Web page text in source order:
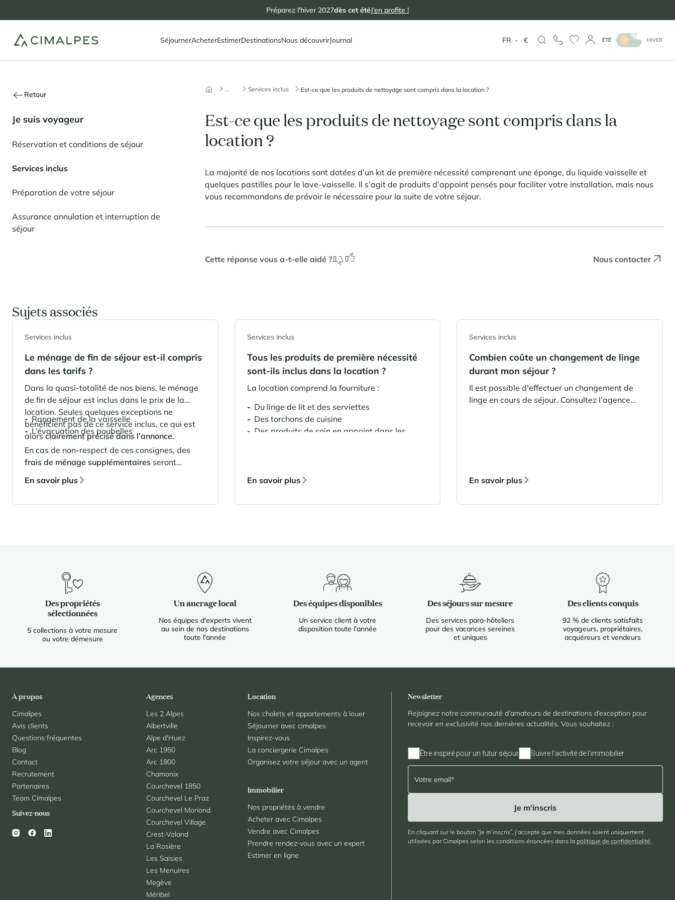
Préparez l'hiver 2027dès cet étéJ’en profite !
SéjournerAcheterEstimerDestinationsNous découvrirJournal FR - € ÉTÉ HIVER
Retour
Je suis voyageur
Réservation et conditions de séjour
Services inclus
Préparation de votre séjour
Assurance annulation et interruption de
séjour
... Services inclus Est-ce que les produits de nettoyage sont compris dans la location ?
Est-ce que les produits de nettoyage sont compris dans la
location ?
La majorité de nos locations sont dotées d’un kit de première nécessité comprenant une éponge, du liquide vaisselle et
quelques pastilles pour le lave-vaisselle. Il s’agit de produits d’appoint pensés pour faciliter votre installation, mais nous
vous recommandons de prévoir le nécessaire pour la suite de votre séjour.
Cette réponse vous a-t-elle aidé ? Nous contacter
Sujets associés
Services inclus
Le ménage de fin de séjour est-il compris
dans les tarifs ?
Dans la quasi-totalité de nos biens, le ménage
de fin de séjour est inclus dans le prix de la
location. Seules quelques exceptions ne
bénéficient pas de ce service inclus, ce qui est
alorsclairement précisé dans l’annonce.
Rangement de la vaisselle
L’évacuation des poubelles
En cas de non-respect de ces consignes, des
frais de ménage supplémentaires seront
appliqués en fin de séjour et déduits du dépôt
de garantie.
En savoir plus
Services inclus
Tous les produits de première nécessité
sont-ils inclus dans la location ?
La location comprend la fourniture :
Du linge de lit et des serviettes
Des torchons de cuisine
Des produits de soin en appoint dans les
Les lits faits dès l’arrivée des occupants.
En savoir plus
Services inclus
Combien coûte un changement de linge
durant mon séjour ?
Il est possible d'effectuer un changement de
linge en cours de séjour. Consultez l’agence
En savoir plus
Des propriétés
sélectionnées
5 collections à votre mesure
ou votre démesure
Un ancrage local
Nos équipes d'experts vivent
au sein de nos destinations
toute l'année
Des équipes disponibles
Un service client à votre
disposition toute l'année
Des séjours sur mesure
Des services para-hôteliers
pour des vacances sereines
et uniques
Des clients conquis
92 % de clients satisfaits
voyageurs, propriétaires,
acquéreurs et vendeurs
À propos
Cimalpes
Avis clients
Questions fréquentes
Blog
Contact
Recrutement
Partenaires
Team Cimalpes
Agences
Les 2 Alpes
Albertville
Alpe d'Huez
Arc 1950
Arc 1800
Chamonix
Courchevel 1850
Courchevel Le Praz
Courchevel Moriond
Courchevel Village
Crest-Voland
La Rosière
Les Saisies
Les Menuires
Megève
Méribel
Location
Nos chalets et appartements à louer
Séjourner avec cimalpes
Inspirez-vous
La conciergerie Cimalpes
Organisez votre séjour avec un agent
Immobilier
Nos propriétés à vendre
Acheter avec Cimalpes
Vendre avec Cimalpes
Prendre rendez-vous avec un expert
Estimer en ligne
Suivez-nous
Newsletter
Rejoignez notre communauté d’amateurs de destinations d’exception pour
recevoir en exclusivité nos dernières actualités. Vous souhaitez :
Être inspiré pour un futur séjour Suivre l'activité de l'immobilier
En cliquant sur le bouton “Je m’inscris”, j’accepte que mes données soient uniquement
utilisées par Cimalpes selon les conditions énoncées dans la politique de confidentialité.